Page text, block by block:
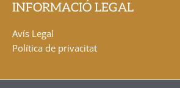
INFORMACIÓ LEGAL
Avís Legal
Política de privacitat